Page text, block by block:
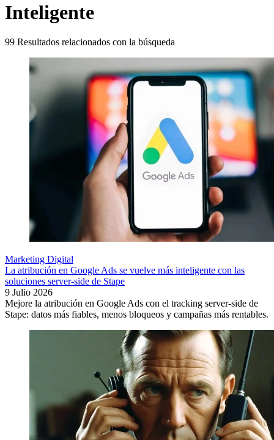
Inteligente
99 Resultados relacionados con la búsqueda
Marketing Digital
La atribución en Google Ads se vuelve más inteligente con las
soluciones server-side de Stape
9 Julio 2026
Mejore la atribución en Google Ads con el tracking server-side de
Stape: datos más fiables, menos bloqueos y campañas más rentables.